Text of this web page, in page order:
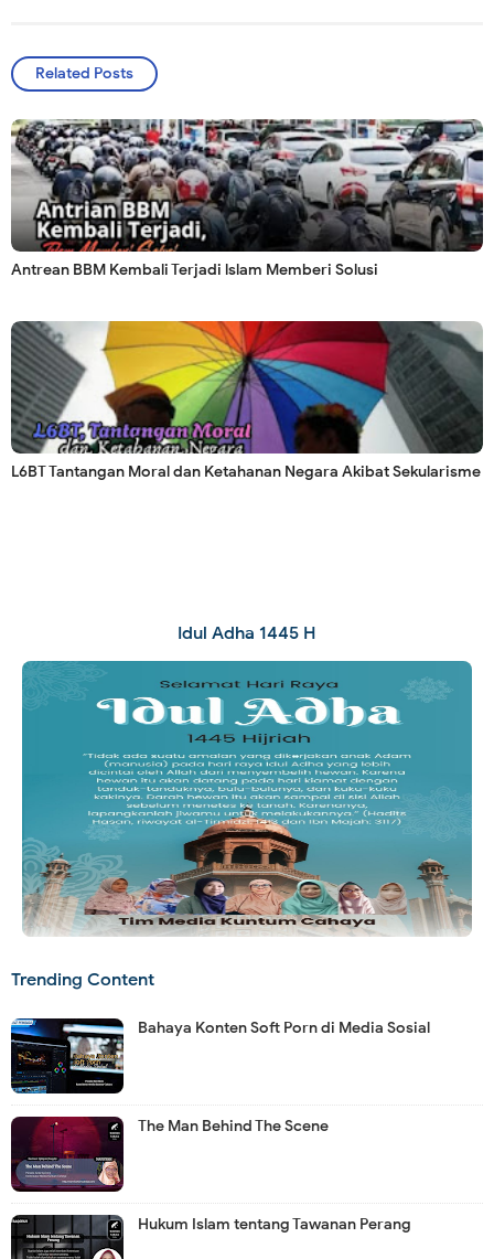
Related Posts
Antrean BBM Kembali Terjadi lslam Memberi Solusi
L6BT Tantangan Moral dan Ketahanan Negara Akibat Sekularisme
Idul Adha 1445 H
Trending Content
Bahaya Konten Soft Porn di Media Sosial
The Man Behind The Scene
Hukum Islam tentang Tawanan Perang